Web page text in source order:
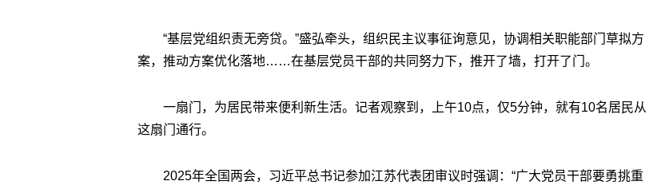
“基层党组织责无旁贷。”盛弘牵头，组织民主议事征询意见，协调相关职能部门草拟方
案，推动方案优化落地……在基层党员干部的共同努力下，推开了墙，打开了门。
一扇门，为居民带来便利新生活。记者观察到，上午10点，仅5分钟，就有10名居民从
这扇门通行。
2025年全国两会，习近平总书记参加江苏代表团审议时强调：“广大党员干部要勇挑重